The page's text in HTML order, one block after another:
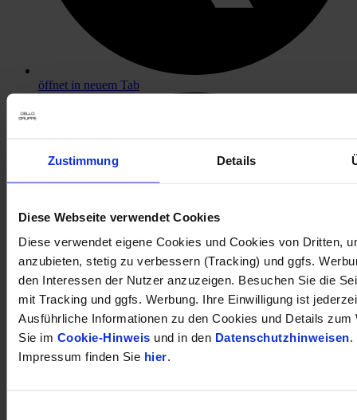
Zustimmung Details
Diese Webseite verwendet Cookies
Diese verwendet eigene Cookies und Cookies von Dritten,
anzubieten, stetig zu verbessern (Tracking) und ggfs.
den Interessen der Nutzer anzuzeigen. Besuchen Sie die
mit Tracking und ggfs. Werbung. Ihre Einwilligung ist
Ausführliche Informationen zu den Cookies und Details zum
Sie im Cookie-Hinweis und in den Datenschutzhinweisen.
Impressum finden Sie hier.
öffnet in neuem Tab